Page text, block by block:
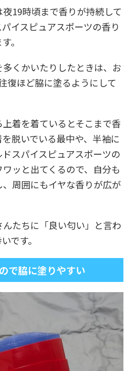
19時頃まで香りが持続して
イスピュアスポーツの香り
。
くかいたりしたときは、お
復ほど脇に塗るようにして
着を着ているとそこまで香
脱いでいる最中や、半袖に
スパイスピュアスポーツの
ッと出てくるので、自分も
周囲にもイヤな香りが広が
たちに「良い匂い」と言わ
です。
で脇に塗りやすい